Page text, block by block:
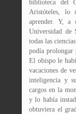
biblioteca del
Aristóteles, lo
aprender. Y, a
Universidad de
todas las
podía prolongar
El obispo le
vacaciones de
inteligencia y
cargos en la
y lo había
obtuviera el